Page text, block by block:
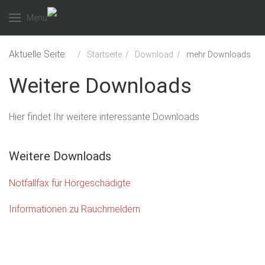
Menu
Aktuelle Seite: Startseite Download mehr Downloads
Weitere Downloads
Hier findet Ihr weitere interessante Downloads
Weitere Downloads
Notfallfax für Hörgeschädigte
Informationen zu Rauchmeldern